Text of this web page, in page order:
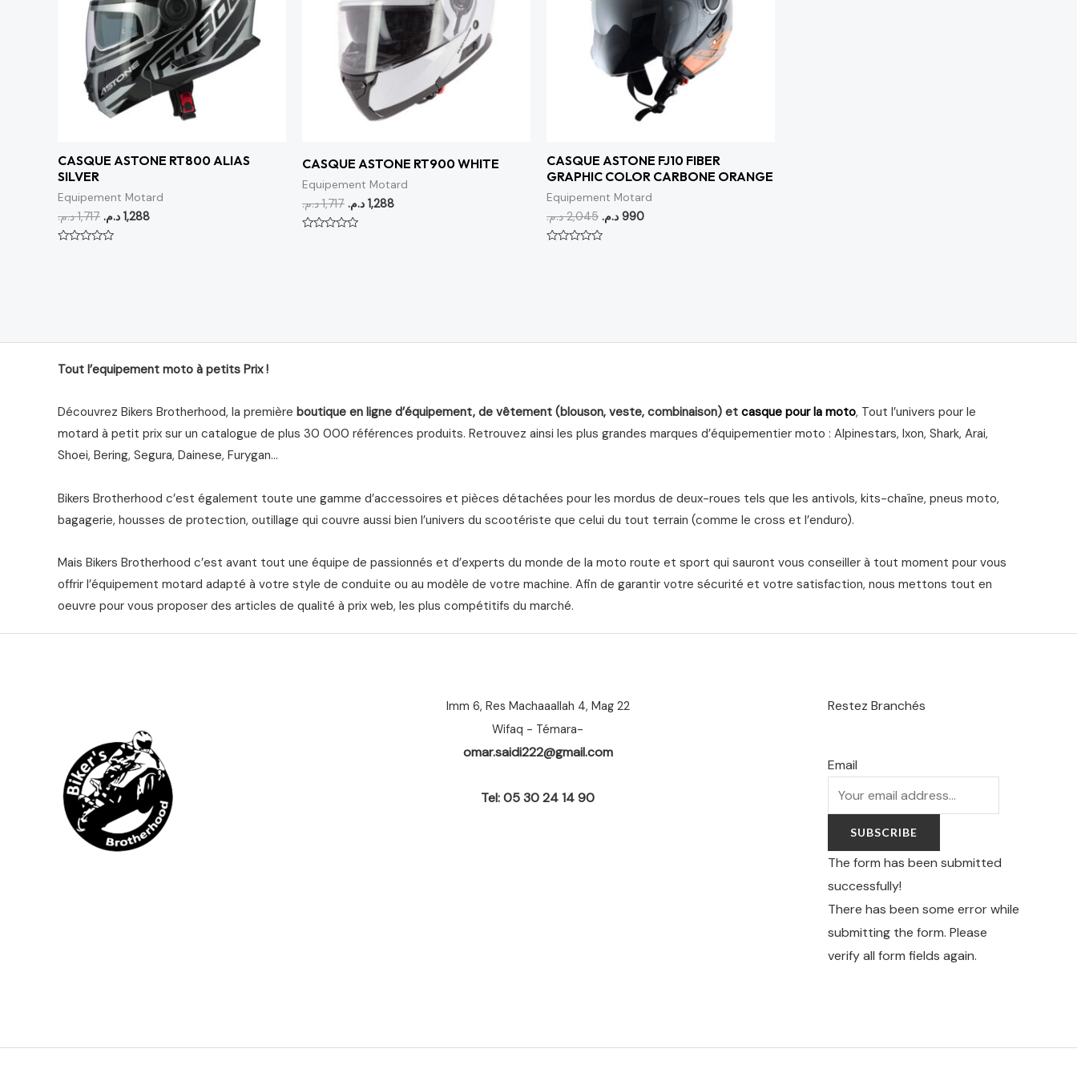
CASQUE ASTONE RT800 ALIAS
SILVER
Equipement Motard
1,717 د.م. 1,288 د.م.
CASQUE ASTONE RT900 WHITE
Equipement Motard
1,717 د.م. 1,288 د.م.
CASQUE ASTONE FJ10 FIBER
GRAPHIC COLOR CARBONE ORANGE
Equipement Motard
2,045 د.م. 990 د.م.
Tout l’equipement moto à petits Prix !
Découvrez Bikers Brotherhood, la première boutique en ligne d’équipement, de vêtement (blouson, veste, combinaison) et casque pour la moto, Tout l’univers pour le
motard à petit prix sur un catalogue de plus 30 000 références produits. Retrouvez ainsi les plus grandes marques d’équipementier moto : Alpinestars, Ixon, Shark, Arai,
Shoei, Bering, Segura, Dainese, Furygan…
Bikers Brotherhood c’est également toute une gamme d’accessoires et pièces détachées pour les mordus de deux-roues tels que les antivols, kits-chaîne, pneus moto,
bagagerie, housses de protection, outillage qui couvre aussi bien l’univers du scootériste que celui du tout terrain (comme le cross et l’enduro).
Mais Bikers Brotherhood c’est avant tout une équipe de passionnés et d’experts du monde de la moto route et sport qui sauront vous conseiller à tout moment pour vous
offrir l’équipement motard adapté à votre style de conduite ou au modèle de votre machine. Afin de garantir votre sécurité et votre satisfaction, nous mettons tout en
oeuvre pour vous proposer des articles de qualité à prix web, les plus compétitifs du marché.
Imm 6, Res Machaaallah 4, Mag 22
Wifaq - Témara-
omar.saidi222@gmail.com
Tel: 05 30 24 14 90
Restez Branchés
Email
SUBSCRIBE
The form has been submitted
successfully!
There has been some error while
submitting the form. Please
verify all form fields again.